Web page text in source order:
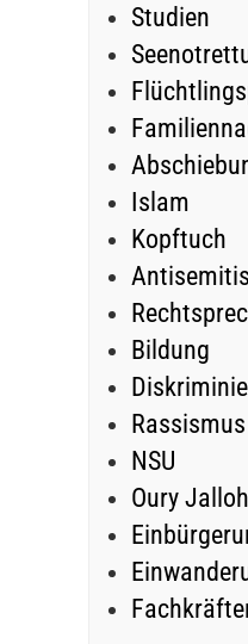
Studien
Islam
Kopftuch
Bildung
Rassismus
NSU
Oury Jalloh